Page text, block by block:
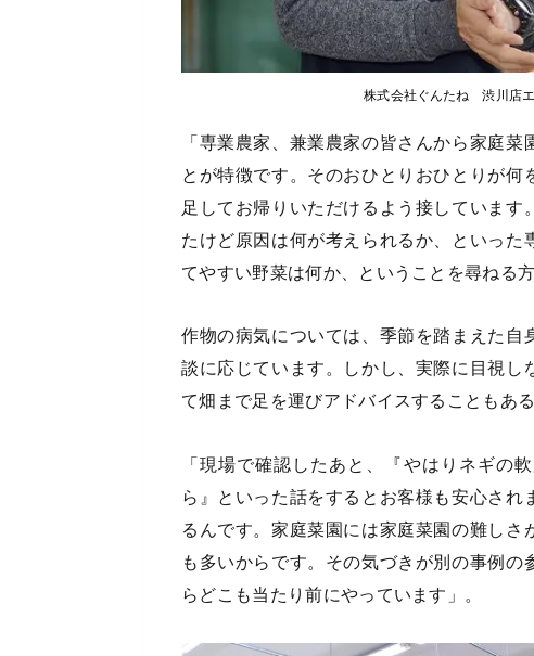
株式会社ぐんたね 渋川店
「専業農家、兼業農家の皆さんから家庭
とが特徴です。そのおひとりおひとりが
足してお帰りいただけるよう接していま
たけど原因は何が考えられるか、といっ
てやすい野菜は何か、ということを尋ねる
作物の病気については、季節を踏まえた
談に応じています。しかし、実際に目視し
て畑まで足を運びアドバイスすることもある
「現場で確認したあと、『やはりネギの
ら』といった話をするとお客様も安心さ
るんです。家庭菜園には家庭菜園の難し
も多いからです。その気づきが別の事例
らどこも当たり前にやっています」。